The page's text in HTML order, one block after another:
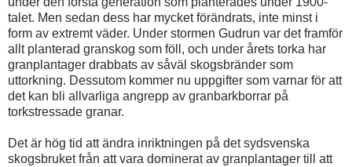
talet. Men sedan dess har mycket förändrats, inte minst i
form av extremt väder. Under stormen Gudrun var det framför
allt planterad granskog som föll, och under årets torka har
granplantager drabbats av såväl skogsbränder som
uttorkning. Dessutom kommer nu uppgifter som varnar för att
det kan bli allvarliga angrepp av granbarkborrar på
torkstressade granar.
Det är hög tid att ändra inriktningen på det sydsvenska
skogsbruket från att vara dominerat av granplantager till att